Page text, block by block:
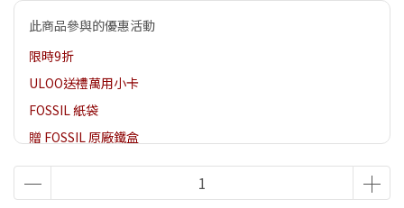
此商品參與的優惠活動
限時9折
ULOO送禮萬用小卡
FOSSIL 紙袋
贈 FOSSIL 原廠鐵盒